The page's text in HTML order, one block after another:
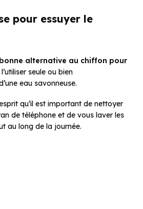
pour essuyer le
bonne alternative au chiffon pour
seule ou bien
eau savonneuse.
qu’il est important de nettoyer
de téléphone et de vous laver les
au long de la journée.